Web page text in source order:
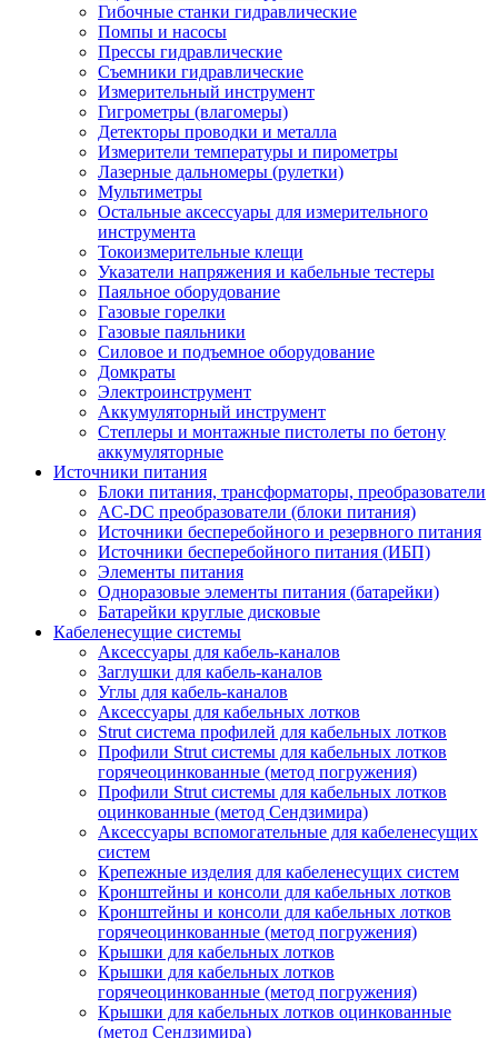
Гибочные станки гидравлические
Помпы и насосы
Прессы гидравлические
Съемники гидравлические
Измерительный инструмент
Гигрометры (влагомеры)
Детекторы проводки и металла
Измерители температуры и пирометры
Лазерные дальномеры (рулетки)
Мультиметры
Остальные аксессуары для измерительного
инструмента
Токоизмерительные клещи
Указатели напряжения и кабельные тестеры
Паяльное оборудование
Газовые горелки
Газовые паяльники
Силовое и подъемное оборудование
Домкраты
Электроинструмент
Аккумуляторный инструмент
Степлеры и монтажные пистолеты по бетону
аккумуляторные
Источники питания
Блоки питания, трансформаторы, преобразователи
AC-DC преобразователи (блоки питания)
Источники бесперебойного и резервного питания
Источники бесперебойного питания (ИБП)
Элементы питания
Одноразовые элементы питания (батарейки)
Батарейки круглые дисковые
Кабеленесущие системы
Аксессуары для кабель-каналов
Заглушки для кабель-каналов
Углы для кабель-каналов
Аксессуары для кабельных лотков
Strut система профилей для кабельных лотков
Профили Strut системы для кабельных лотков
горячеоцинкованные (метод погружения)
Профили Strut системы для кабельных лотков
оцинкованные (метод Сендзимира)
Аксессуары вспомогательные для кабеленесущих
систем
Крепежные изделия для кабеленесущих систем
Кронштейны и консоли для кабельных лотков
Кронштейны и консоли для кабельных лотков
горячеоцинкованные (метод погружения)
Крышки для кабельных лотков
Крышки для кабельных лотков
горячеоцинкованные (метод погружения)
Крышки для кабельных лотков оцинкованные
(метод Сендзимира)